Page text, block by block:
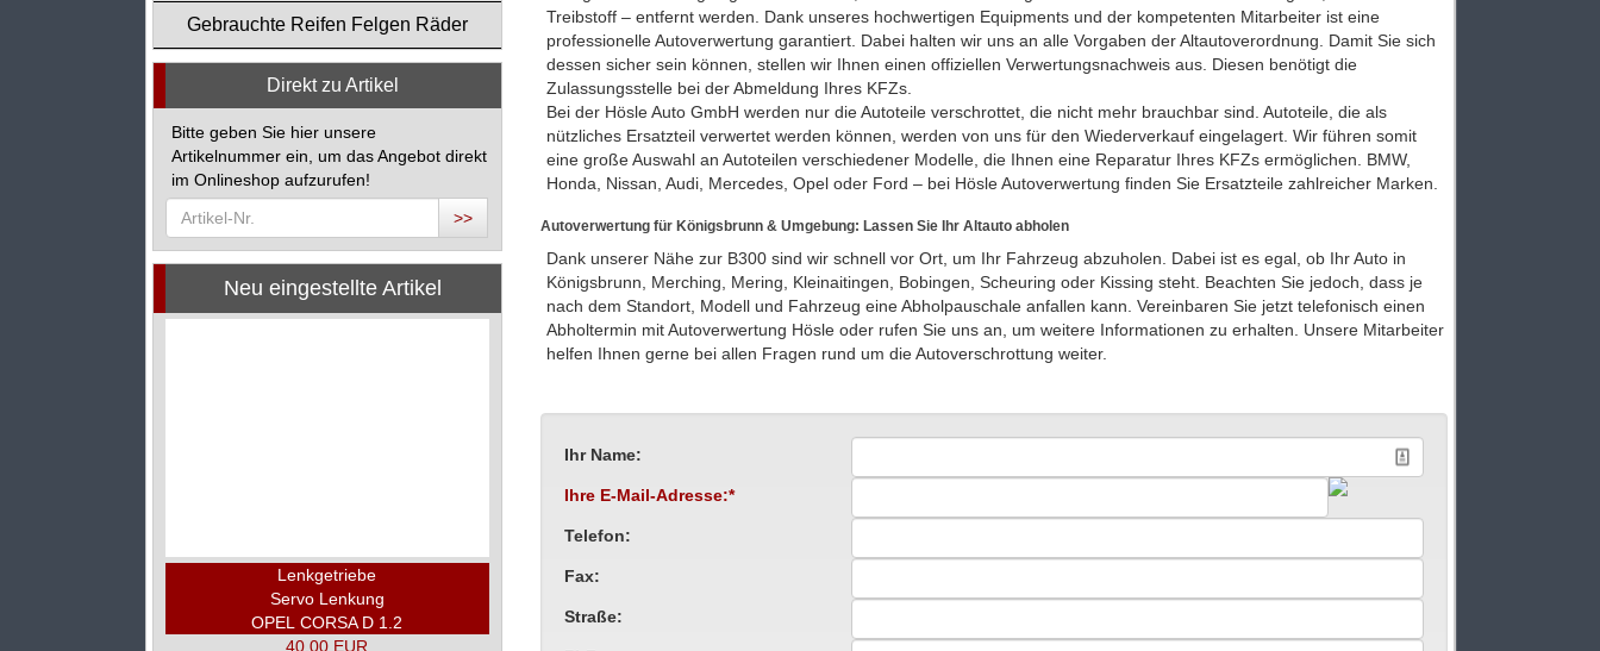
Gebrauchte Reifen Felgen Räder
Direkt zu Artikel
Bitte geben Sie hier unsere
Artikelnummer ein, um das Angebot direkt
im Onlineshop aufzurufen!
>>
Neu eingestellte Artikel
Lenkgetriebe
Servo Lenkung
OPEL CORSA D 1.2
40,00 EUR
Treibstoff – entfernt werden. Dank unseres hochwertigen Equipments und der kompetenten Mitarbeiter ist eine
professionelle Autoverwertung garantiert. Dabei halten wir uns an alle Vorgaben der Altautoverordnung. Damit Sie sich
dessen sicher sein können, stellen wir Ihnen einen offiziellen Verwertungsnachweis aus. Diesen benötigt die
Zulassungsstelle bei der Abmeldung Ihres KFZs.
Bei der Hösle Auto GmbH werden nur die Autoteile verschrottet, die nicht mehr brauchbar sind. Autoteile, die als
nützliches Ersatzteil verwertet werden können, werden von uns für den Wiederverkauf eingelagert. Wir führen somit
eine große Auswahl an Autoteilen verschiedener Modelle, die Ihnen eine Reparatur Ihres KFZs ermöglichen. BMW,
Honda, Nissan, Audi, Mercedes, Opel oder Ford – bei Hösle Autoverwertung finden Sie Ersatzteile zahlreicher Marken.
Autoverwertung für Königsbrunn & Umgebung: Lassen Sie Ihr Altauto abholen
Dank unserer Nähe zur B300 sind wir schnell vor Ort, um Ihr Fahrzeug abzuholen. Dabei ist es egal, ob Ihr Auto in
Königsbrunn, Merching, Mering, Kleinaitingen, Bobingen, Scheuring oder Kissing steht. Beachten Sie jedoch, dass je
nach dem Standort, Modell und Fahrzeug eine Abholpauschale anfallen kann. Vereinbaren Sie jetzt telefonisch einen
Abholtermin mit Autoverwertung Hösle oder rufen Sie uns an, um weitere Informationen zu erhalten. Unsere Mitarbeiter
helfen Ihnen gerne bei allen Fragen rund um die Autoverschrottung weiter.
Ihr Name:
Ihre E-Mail-Adresse:*
Telefon:
Fax:
Straße: